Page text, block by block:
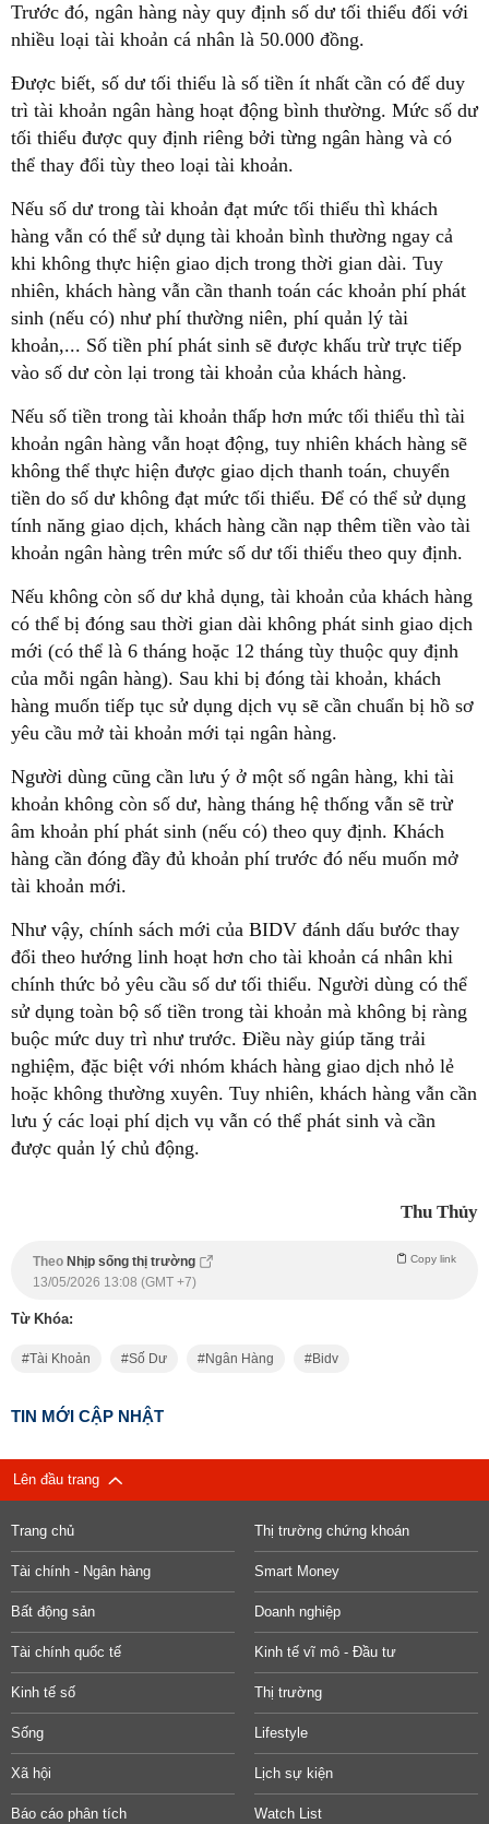
Trước đó, ngân hàng này quy định số dư tối thiểu đối với
nhiều loại tài khoản cá nhân là 50.000 đồng.
Được biết, số dư tối thiểu là số tiền ít nhất cần có để duy
trì tài khoản ngân hàng hoạt động bình thường. Mức số dư
tối thiểu được quy định riêng bởi từng ngân hàng và có
thể thay đổi tùy theo loại tài khoản.
Nếu số dư trong tài khoản đạt mức tối thiểu thì khách
hàng vẫn có thể sử dụng tài khoản bình thường ngay cả
khi không thực hiện giao dịch trong thời gian dài. Tuy
nhiên, khách hàng vẫn cần thanh toán các khoản phí phát
sinh (nếu có) như phí thường niên, phí quản lý tài
khoản,... Số tiền phí phát sinh sẽ được khấu trừ trực tiếp
vào số dư còn lại trong tài khoản của khách hàng.
Nếu số tiền trong tài khoản thấp hơn mức tối thiểu thì tài
khoản ngân hàng vẫn hoạt động, tuy nhiên khách hàng sẽ
không thể thực hiện được giao dịch thanh toán, chuyển
tiền do số dư không đạt mức tối thiểu. Để có thể sử dụng
tính năng giao dịch, khách hàng cần nạp thêm tiền vào tài
khoản ngân hàng trên mức số dư tối thiểu theo quy định.
Nếu không còn số dư khả dụng, tài khoản của khách hàng
có thể bị đóng sau thời gian dài không phát sinh giao dịch
mới (có thể là 6 tháng hoặc 12 tháng tùy thuộc quy định
của mỗi ngân hàng). Sau khi bị đóng tài khoản, khách
hàng muốn tiếp tục sử dụng dịch vụ sẽ cần chuẩn bị hồ sơ
yêu cầu mở tài khoản mới tại ngân hàng.
Người dùng cũng cần lưu ý ở một số ngân hàng, khi tài
khoản không còn số dư, hàng tháng hệ thống vẫn sẽ trừ
âm khoản phí phát sinh (nếu có) theo quy định. Khách
hàng cần đóng đầy đủ khoản phí trước đó nếu muốn mở
tài khoản mới.
Như vậy, chính sách mới của BIDV đánh dấu bước thay
đổi theo hướng linh hoạt hơn cho tài khoản cá nhân khi
chính thức bỏ yêu cầu số dư tối thiểu. Người dùng có thể
sử dụng toàn bộ số tiền trong tài khoản mà không bị ràng
buộc mức duy trì như trước. Điều này giúp tăng trải
nghiệm, đặc biệt với nhóm khách hàng giao dịch nhỏ lẻ
hoặc không thường xuyên. Tuy nhiên, khách hàng vẫn cần
lưu ý các loại phí dịch vụ vẫn có thể phát sinh và cần
được quản lý chủ động.
Thu Thủy
Theo Nhịp sống thị trường Copy link
13/05/2026 13:08 (GMT +7)
Từ Khóa:
Tài Khoản Số Dư Ngân Hàng Bidv
TIN MỚI CẬP NHẬT
Lên đầu trang
Trang chủ Thị trường chứng khoán
Tài chính - Ngân hàng Smart Money
Bất động sản Doanh nghiệp
Tài chính quốc tế Kinh tế vĩ mô - Đầu tư
Kinh tế số Thị trường
Sống Lifestyle
Xã hội Lịch sự kiện
Báo cáo phân tích Watch List